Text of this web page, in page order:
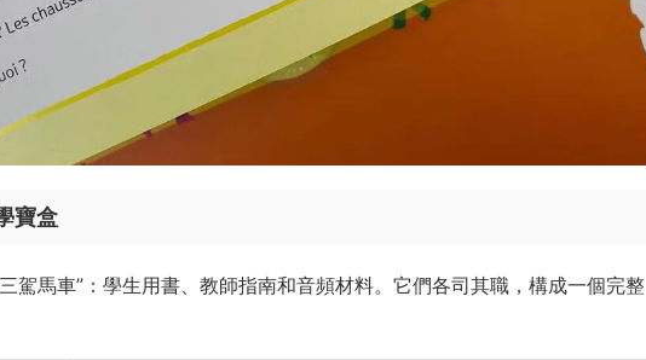
寶盒
駕馬車”：學生用書、教師指南和音頻材料。它們各司其職，構成一個完整